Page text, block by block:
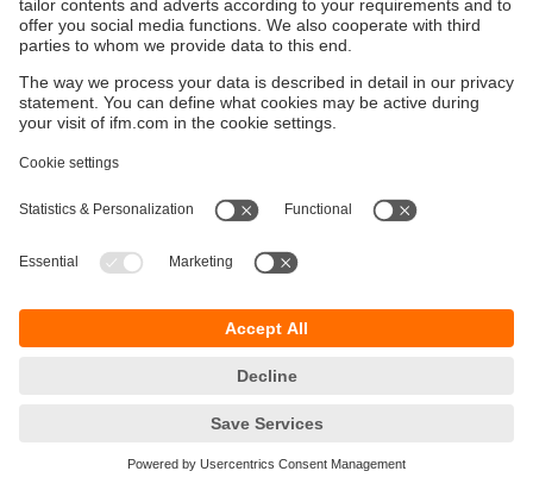
Capteurs RFID et industrie 4.0 – Une
révolution en marche
industrielle, marque unetransformation profonde
jouent un dans cette
systèmes intelligents
jamais vus auparavant.
Industrie 4.0est lesuivi automatisédesstocks